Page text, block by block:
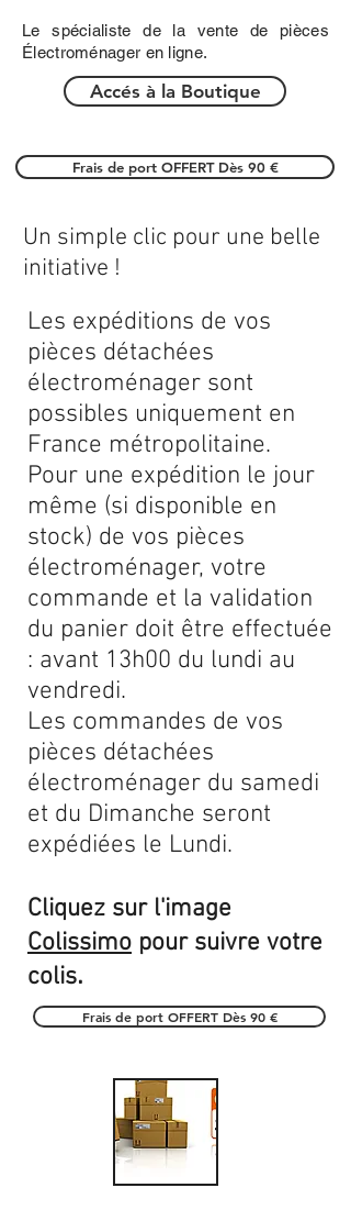
Le spécialiste de la vente de pièces
Électroménager en ligne.
Accés à la Boutique
Frais de port OFFERT Dès 90 €
Les expéditions de vos
pièces détachées
électroménager sont
possibles uniquement en
France métropolitaine.
Pour une expédition le jour
même (si disponible en
stock) de vos pièces
électroménager, votre
commande et la validation
du panier doit être effectuée
: avant 13h00 du lundi au
vendredi.
Les commandes de vos
pièces détachées
électroménager du samedi
et du Dimanche seront
expédiées le Lundi.
Cliquez sur l'image
Colissimo pour suivre votre
colis.
Un simple clic pour une belle
initiative !
Frais de port OFFERT Dès 90 €